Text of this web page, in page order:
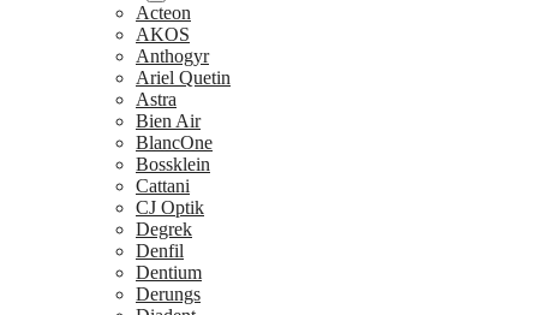
Acteon
AKOS
Anthogyr
Ariel Quetin
Astra
Bien Air
BlancOne
Bossklein
Cattani
CJ Optik
Degrek
Denfil
Dentium
Derungs